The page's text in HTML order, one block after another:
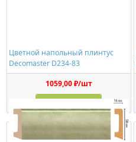
Цветной напольный плинтус
Decomaster D234-83
1059,00 ₽/шт
Купить